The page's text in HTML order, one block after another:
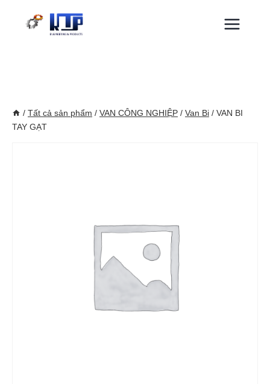
/ Tất cả sản phẩm / VAN CÔNG NGHIỆP / Van Bi / VAN BI
TAY GẠT